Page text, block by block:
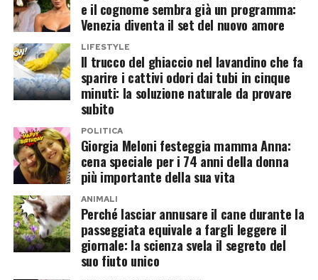
“L’uso contemporaneo
o troppo ravvicinato
di acidi AHA, BHA e
retinoidi altera il pH
cutaneo e rimuove i
lipidi essenziali che
tengono unite le
cellule epidermiche”,
spiegano i
dermatologi
dell’osservatorio della
e il cognome sembra già un programma:
Venezia diventa il set del nuovo amore
LIFESTYLE
Il trucco del ghiaccio nel lavandino che fa
sparire i cattivi odori dai tubi in cinque
minuti: la soluzione naturale da provare
subito
POLITICA
Giorgia Meloni festeggia mamma Anna:
cena speciale per i 74 anni della donna
più importante della sua vita
ANIMALI
Perché lasciar annusare il cane durante la
passeggiata equivale a fargli leggere il
giornale: la scienza svela il segreto del
suo fiuto unico